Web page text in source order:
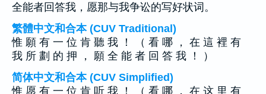
全能者回答我，愿那与我争讼的写好状词。
繁體中文和合本 (CUV Traditional)
惟 願 有 一 位 肯 聽 我 ！ （ 看 哪 ， 在 這 裡 有
我 所 劃 的 押 ， 願 全 能 者 回 答 我 ！ ）
简体中文和合本 (CUV Simplified)
惟 愿 有 一 位 肯 听 我 ！ （ 看 哪 ， 在 这 里 有